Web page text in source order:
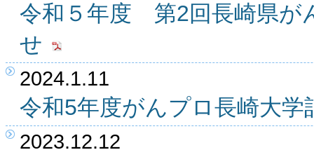
令和５年度 第2回長崎県が
せ
2024.1.11
令和5年度がんプロ長崎大
2023.12.12